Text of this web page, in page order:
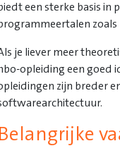
een sterke basis
zoals
je liever meer
opleiding een goed
zijn breder
Belangrijke